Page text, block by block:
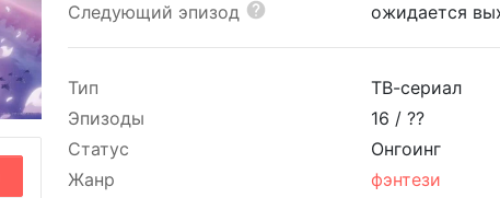
Следующий эпизод ожидается
Тип
ТВ-сериал
Эпизоды
16 /??
Статус
Онгоинг
Жанр
фэнтези